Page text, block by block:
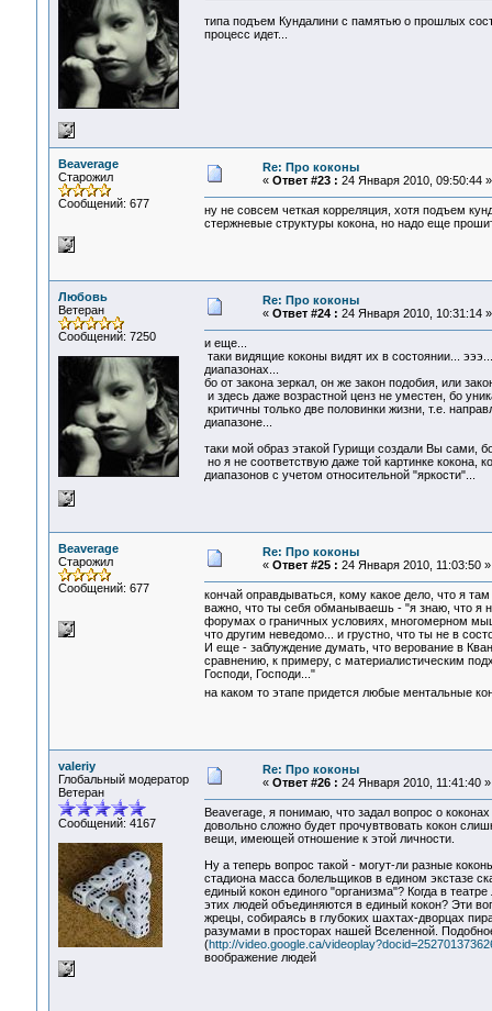
типа подъем Кундалини с памятью о прошлых
процесс идет...
Beaverage
Старожил
Сообщений: 677
Re: Про коконы
« Ответ #23 : 24 Января 2010, 09:50:44 »
ну не совсем четкая корреляция, хотя подъем
стержневые структуры кокона, но надо еще
Любовь
Ветеран
Сообщений: 7250
Re: Про коконы
« Ответ #24 : 24 Января 2010, 10:31:14 »
и еще...
таки видящие коконы видят их в состоянии...
диапазонах...
бо от закона зеркал, он же закон подобия, или
и здесь даже возрастной ценз не уместен, бо
критичны только две половинки жизни, т.е.
диапазоне...
таки мой образ этакой Гурищи создали Вы сами,
но я не соответствую даже той картинке
диапазонов с учетом относительной "яркости"...
Beaverage
Старожил
Сообщений: 677
Re: Про коконы
« Ответ #25 : 24 Января 2010, 11:03:50 »
кончай оправдываться, кому какое дело, что я
важно, что ты себя обманываешь - "я знаю, что я
форумах о граничных условиях, многомерном
что другим неведомо... и грустно, что ты не в
И еще - заблуждение думать, что верование в
сравнению, к примеру, с материалистическим
Господи, Господи..."
на каком то этапе придется любые ментальные
valeriy
Глобальный модератор
Ветеран
Сообщений: 4167
Re: Про коконы
« Ответ #26 : 24 Января 2010, 11:41:40 »
Beaverage, я понимаю, что задал вопрос о
довольно сложно будет прочувтвовать кокон
вещи, имеющей отношение к этой личности.
Ну а теперь вопрос такой - могут-ли разные
стадиона масса болельщиков в едином экстазе
единый кокон единого "организма"? Когда в
этих людей объединяются в единый кокон? Эти
жрецы, собираясь в глубоких шахтах-дворцах
разумами в просторах нашей Вселенной.
(http://video.google.ca/
воображение людей